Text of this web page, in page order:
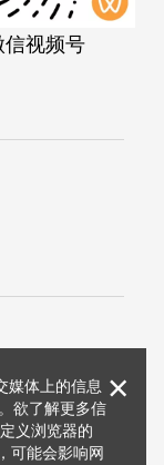
媒体上的信息
欲了解更多信
义浏览器的
可能会影响网
×
信视频号